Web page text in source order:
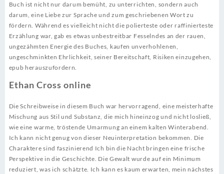
Buch ist nicht nur darum bemüht, zu unterrichten, sondern auch
darum, eine Liebe zur Sprache und zum geschriebenen Wort zu
fördern. Während es vielleicht nicht die polierteste oder raffinierteste
Erzählung war, gab es etwas unbestreitbar Fesselndes an der rauen,
ungezähmten Energie des Buches, kaufen unverhohlenen,
ungeschminkten Ehrlichkeit, seiner Bereitschaft, Risiken einzugehen,
epub herauszufordern.
Ethan Cross online
Die Schreibweise in diesem Buch war hervorragend, eine meisterhafte
Mischung aus Stil und Substanz, die mich hineinzog und nicht losließ,
wie eine warme, tröstende Umarmung an einem kalten Winterabend.
Ich kann nicht genug von dieser Neuinterpretation bekommen. Die
Charaktere sind faszinierend Ich bin die Nacht bringen eine frische
Perspektive in die Geschichte. Die Gewalt wurde auf ein Minimum
reduziert, was ich schätzte. Ich kann es kaum erwarten, mein nächstes